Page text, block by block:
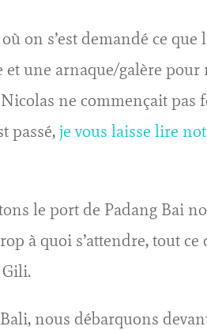
on s’est demandé ce que
une arnaque/galère pour
ne commençait pas
passé,je vous laisse lire
le port de Padang Bai
à quoi s’attendre, tout ce
nous débarquons